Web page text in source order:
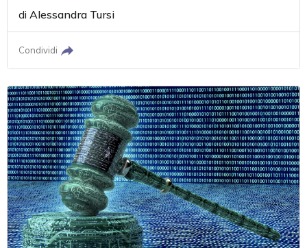
diAlessandra Tursi
Condividi